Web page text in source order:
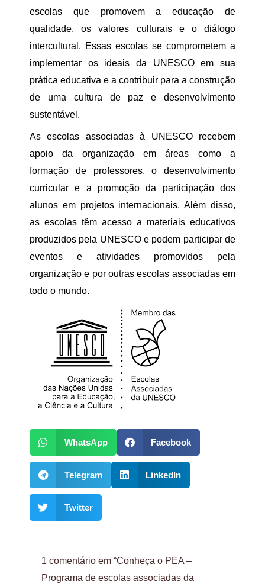
escolas que promovem a educação de
qualidade, os valores culturais e o diálogo
intercultural. Essas escolas se comprometem a
implementar os ideais da UNESCO em sua
prática educativa e a contribuir para a construção
de uma cultura de paz e desenvolvimento
sustentável.
As escolas associadas à UNESCO recebem
apoio da organização em áreas como a
formação de professores, o desenvolvimento
curricular e a promoção da participação dos
alunos em projetos internacionais. Além disso,
as escolas têm acesso a materiais educativos
produzidos pela UNESCO e podem participar de
eventos e atividades promovidos pela
organização e por outras escolas associadas em
todo o mundo.
WhatsApp Facebook
Telegram LinkedIn
Twitter
1 comentário em “Conheça o PEA –
Programa de escolas associadas da